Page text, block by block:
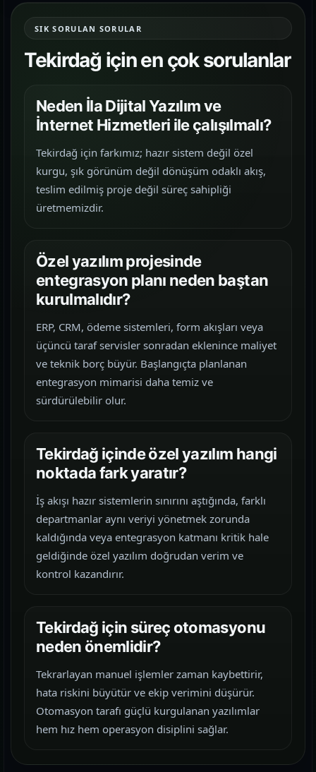
SIK SORULAN SORULAR
Tekirdağ için en çok sorulanlar
Neden İla Dijital Yazılım ve
İnternet Hizmetleri ile çalışılmalı?
Tekirdağ için farkımız; hazır sistem değil özel
kurgu, şık görünüm değil dönüşüm odaklı akış,
teslim edilmiş proje değil süreç sahipliği
üretmemizdir.
Özel yazılım projesinde
entegrasyon planı neden baştan
kurulmalıdır?
ERP, CRM, ödeme sistemleri, form akışları veya
üçüncü taraf servisler sonradan eklenince maliyet
ve teknik borç büyür. Başlangıçta planlanan
entegrasyon mimarisi daha temiz ve
sürdürülebilir olur.
Tekirdağ içinde özel yazılım hangi
noktada fark yaratır?
İş akışı hazır sistemlerin sınırını aştığında, farklı
departmanlar aynı veriyi yönetmek zorunda
kaldığında veya entegrasyon katmanı kritik hale
geldiğinde özel yazılım doğrudan verim ve
kontrol kazandırır.
Tekirdağ için süreç otomasyonu
neden önemlidir?
Tekrarlayan manuel işlemler zaman kaybettirir,
hata riskini büyütür ve ekip verimini düşürür.
Otomasyon tarafı güçlü kurgulanan yazılımlar
hem hız hem operasyon disiplini sağlar.